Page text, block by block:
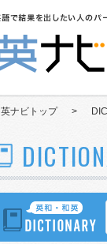
英ナビトップ >